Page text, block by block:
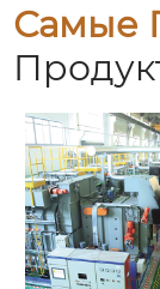
Самые